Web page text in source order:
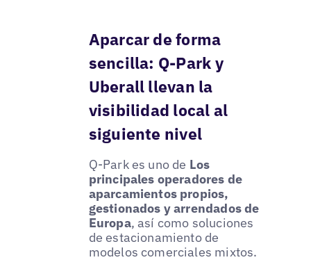
Aparcar de forma
sencilla: Q-Park y
Uberall llevan la
visibilidad local al
siguiente nivel
Q-Park es uno de Los
principales operadores de
aparcamientos propios,
gestionados y arrendados de
Europa, así como soluciones
de estacionamiento de
modelos comerciales mixtos.